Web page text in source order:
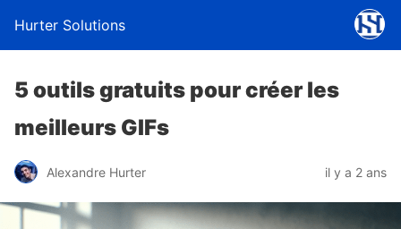
Hurter Solutions
5 outils gratuits pour créer les
meilleurs GIFs
Alexandre Hurter il y a 2 ans